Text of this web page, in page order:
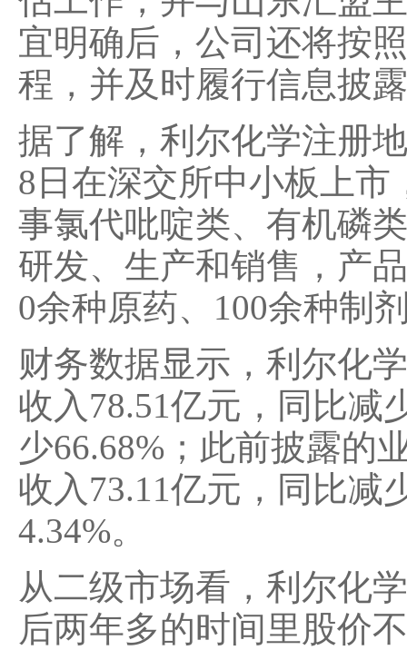
宜明确后，公司还将按
程，并及时履行信息披
据了解，利尔化学注册
8日在深交所中小板上市
事氯代吡啶类、有机磷
研发、生产和销售，产
0余种原药、100余种制
财务数据显示，利尔化
收入78.51亿元，同比减
少66.68%；此前披露的
收入73.11亿元，同比减
4.34%。
从二级市场看，利尔化
后两年多的时间里股价